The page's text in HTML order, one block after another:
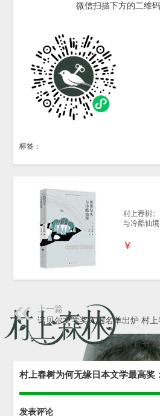
微信扫描下方的二维
标签：
上一篇
诺贝尔文学奖入围名单出炉 村
村上春树新书
村上春树为何无缘日本文学最高奖
发表评论